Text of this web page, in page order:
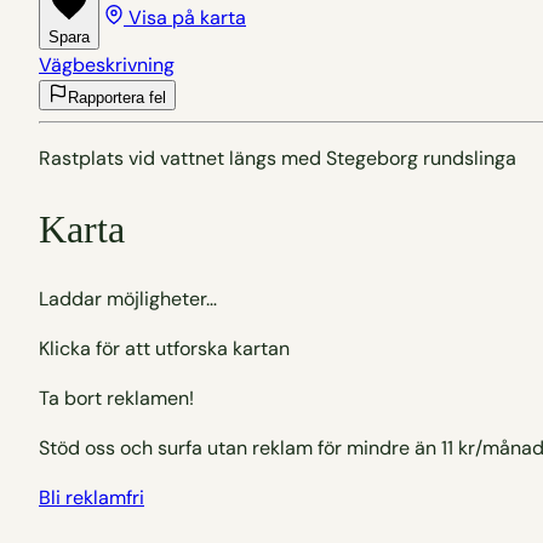
Spara
Visa på karta
Vägbeskrivning
Rapportera fel
Rastplats vid vattnet längs med Stegeborg rundslinga
Karta
Letar upp gömda pärlor…
Klicka för att utforska kartan
Ta bort reklamen!
Stöd oss och surfa utan reklam för mindre än 11 kr/
Bli reklamfri